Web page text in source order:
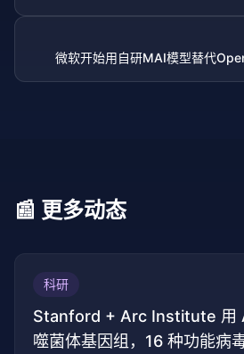
微软开始用自研MAI模型替代
📰 更多动态
科研
Stanford + Arc Institute 用
噬菌体基因组，16 种功能病